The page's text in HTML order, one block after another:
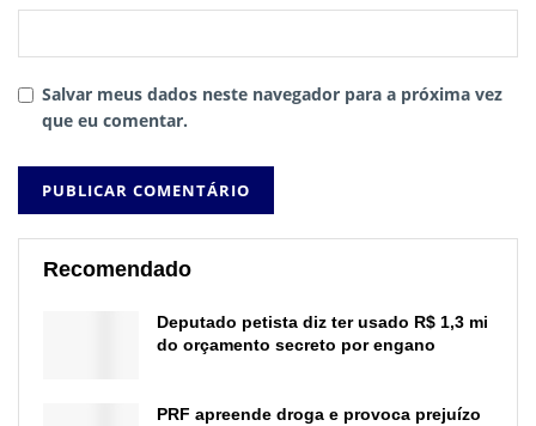
Salvar meus dados neste navegador para a próxima vez
que eu comentar.
Recomendado
Deputado petista diz ter usado R$ 1,3 mi
do orçamento secreto por engano
PRF apreende droga e provoca prejuízo